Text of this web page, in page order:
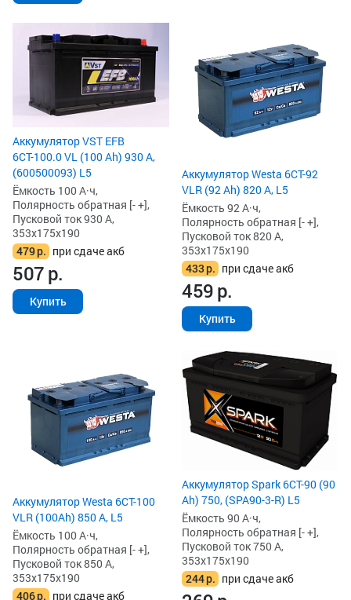
Аккумулятор VST EFB
6СТ-100.0 VL (100 Ah) 930 А,
(600500093) L5
Ёмкость 100 А·ч,
Полярность обратная [- +],
Пусковой ток 930 А,
353x175x190
479р. при сдаче акб
507р.
Купить
Аккумулятор Westa 6СТ-92
VLR (92 Ah) 820 А, L5
Ёмкость 92 А·ч,
Полярность обратная [- +],
Пусковой ток 820 А,
353x175x190
433р. при сдаче акб
459р.
Купить
Аккумулятор Westa 6СТ-100
VLR (100Ah) 850 А, L5
Ёмкость 100 А·ч,
Полярность обратная [- +],
Пусковой ток 850 А,
353x175x190
406р. при сдаче акб
Аккумулятор Spark 6СТ-90 (90
Ah) 750, (SPA90-3-R) L5
Ёмкость 90 А·ч,
Полярность обратная [- +],
Пусковой ток 750 А,
353x175x190
244р. при сдаче акб